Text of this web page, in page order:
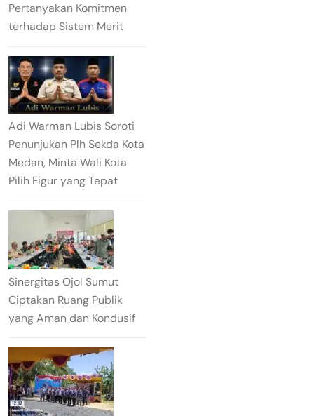
Pertanyakan Komitmen
terhadap Sistem Merit
Adi Warman Lubis Soroti
Penunjukan Plh Sekda Kota
Medan, Minta Wali Kota
Pilih Figur yang Tepat
Sinergitas Ojol Sumut
Ciptakan Ruang Publik
yang Aman dan Kondusif